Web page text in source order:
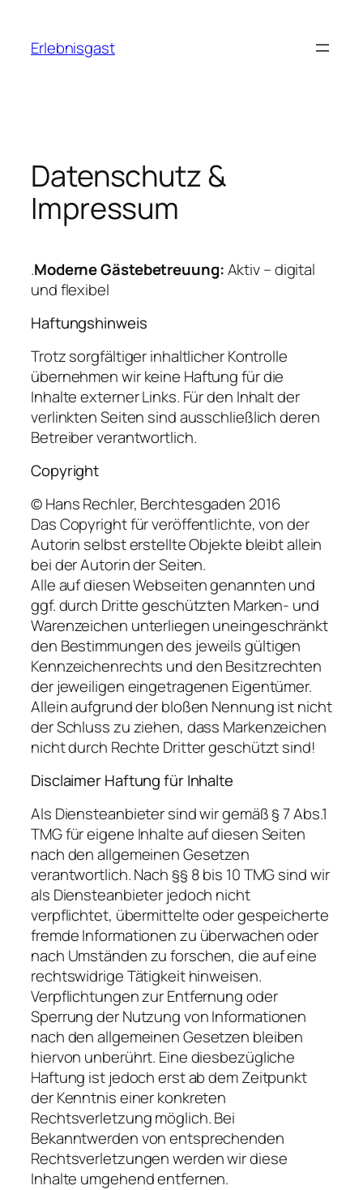
springen
Erlebnisgast
Datenschutz &
Impressum
.Moderne Gästebetreuung:Aktiv – digital
und flexibel
Haftungshinweis
Trotz sorgfältiger inhaltlicher Kontrolle
übernehmen wir keine Haftung für die
Inhalte externer Links. Für den Inhalt der
verlinkten Seiten sind ausschließlich deren
Betreiber verantwortlich.
Copyright
© Hans Rechler, Berchtesgaden 2016
Das Copyright für veröffentlichte, von der
Autorin selbst erstellte Objekte bleibt allein
bei der Autorin der Seiten.
Alle auf diesen Webseiten genannten und
ggf. durch Dritte geschützten Marken- und
Warenzeichen unterliegen uneingeschränkt
den Bestimmungen des jeweils gültigen
Kennzeichenrechts und den Besitzrechten
der jeweiligen eingetragenen Eigentümer.
Allein aufgrund der bloßen Nennung ist nicht
der Schluss zu ziehen, dass Markenzeichen
nicht durch Rechte Dritter geschützt sind!
Disclaimer Haftung für Inhalte
Als Diensteanbieter sind wir gemäß § 7 Abs.1
TMG für eigene Inhalte auf diesen Seiten
nach den allgemeinen Gesetzen
verantwortlich. Nach §§ 8 bis 10 TMG sind wir
als Diensteanbieter jedoch nicht
verpflichtet, übermittelte oder gespeicherte
fremde Informationen zu überwachen oder
nach Umständen zu forschen, die auf eine
rechtswidrige Tätigkeit hinweisen.
Verpflichtungen zur Entfernung oder
Sperrung der Nutzung von Informationen
nach den allgemeinen Gesetzen bleiben
hiervon unberührt. Eine diesbezügliche
Haftung ist jedoch erst ab dem Zeitpunkt
der Kenntnis einer konkreten
Rechtsverletzung möglich. Bei
Bekanntwerden von entsprechenden
Rechtsverletzungen werden wir diese
Inhalte umgehend entfernen.